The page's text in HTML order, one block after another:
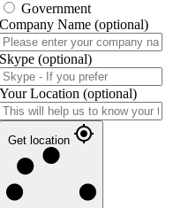
Government
Company Name (optional)
Skype (optional)
Your Location (optional)
Get location